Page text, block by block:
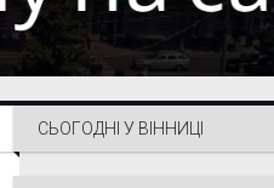
СЬОГОДНІ У ВІННИЦІ